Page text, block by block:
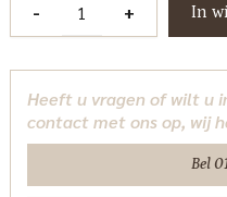
-
200
Richmond
Interiors
+ In
Heeft u vragen of wilt u
contact met ons op, wij
Bel